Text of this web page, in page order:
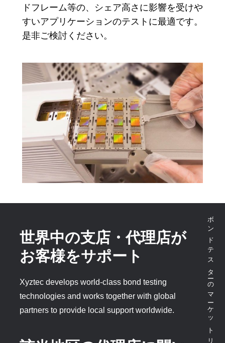
ドフレーム等の、シェア高さに影響を受けや
すいアプリケーションのテストに最適です。
是非ご検討ください。
ボンドテスターのマーケットリーダー
世界中の支店・代理店が
お客様をサポート
Xyztec develops world-class bond testing
technologies and works together with global
partners to provide local support worldwide.